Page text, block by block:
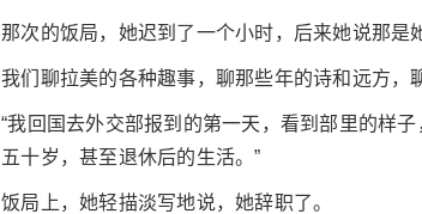
那次的饭局，她迟到了一个小时，后来她说那是
我们聊拉美的各种趣事，聊那些年的诗和远方，
“我回国去外交部报到的第一天，看到部里的样
五十岁，甚至退休后的生活。”
饭局上，她轻描淡写地说，她辞职了。